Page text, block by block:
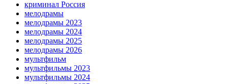
криминал Россия
мелодрамы
мелодрамы 2023
мелодрамы 2024
мелодрамы 2025
мелодрамы 2026
мультфильм
мультфильмы 2023
мультфильмы 2024